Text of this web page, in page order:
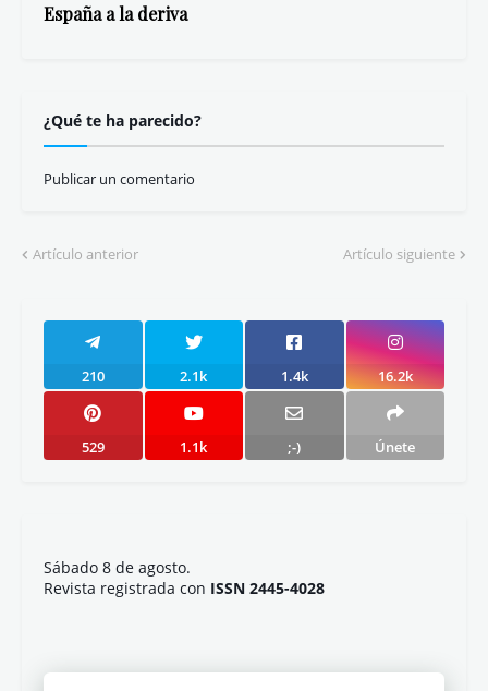
España a la deriva
¿Qué te ha parecido?
Publicar un comentario
Artículo anterior Artículo siguiente
210 2.1k 1.4k 16.2k
529 1.1k ;-) Únete
Sábado 8 de agosto.
Revista registrada con ISSN 2445-4028